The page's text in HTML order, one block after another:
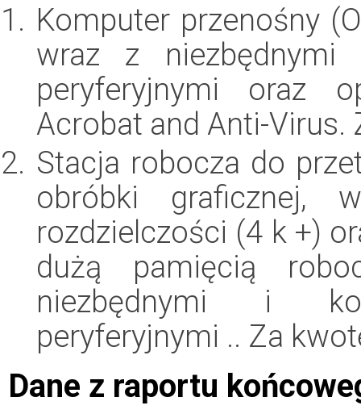
Komputer przenośny
wraz z niezbędnymi
peryferyjnymi oraz
Acrobat and Anti-
Stacja robocza do
obróbki graficznej,
rozdzielczości (4 k +)
dużą pamięcią
niezbędnymi i
peryferyjnymi .. Za
Dane z raportu